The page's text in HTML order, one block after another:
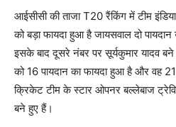
आईसीसी की ताजा T20 रैंकिंग में टीम
को बड़ा फायदा हुआ है जायसवाल दो
इसके बाद दूसरे नंबर पर सूर्यकुमार यादव
को 16 पायदान का फायदा हुआ है और वह
क्रिकेट टीम के स्टार ओपनर बल्लेबाज
बने हुए हैं।